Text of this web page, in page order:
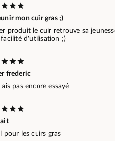
mon cuir gras ;)
produit le cuir retrouve sa
facilité d'utilisation ;)
frederic
ais pas encore essayé
pour les cuirs gras